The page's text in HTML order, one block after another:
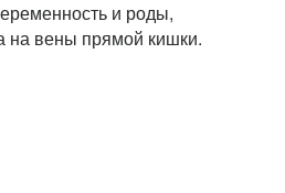
и роды,
на вены прямой кишки.